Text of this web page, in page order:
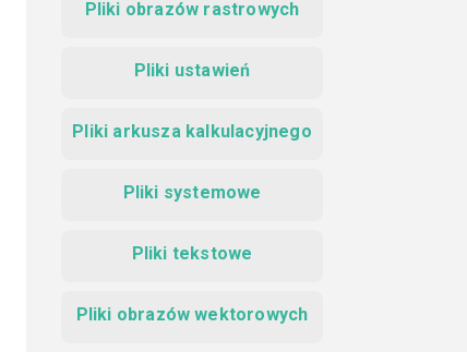
Pliki obrazów rastrowych
Pliki ustawień
Pliki arkusza kalkulacyjnego
Pliki systemowe
Pliki tekstowe
Pliki obrazów wektorowych